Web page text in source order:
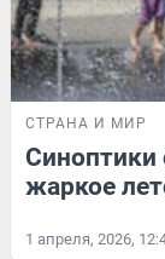
СТРАНА И МИР
жаркое
1 апреля, 2026,